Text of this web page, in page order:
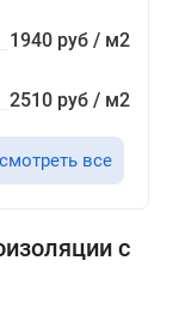
1940 руб / м2
2510 руб / м2
все
с